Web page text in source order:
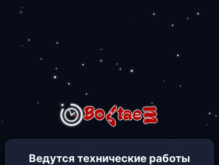
Ведутся технические работы